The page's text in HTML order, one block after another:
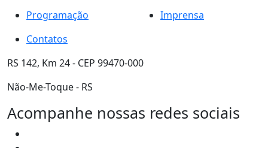
Programação
Imprensa
Contatos
RS 142, Km 24 - CEP 99470-000
Não-Me-Toque - RS
Acompanhe nossas redes sociais